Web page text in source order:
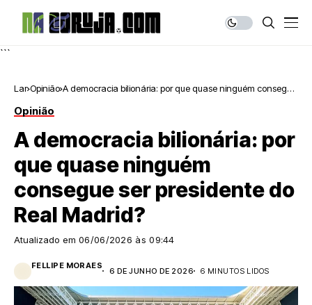
```
Lar Opinião A democracia bilionária: por que quase ninguém consegue
Opinião
A democracia bilionária: por
que quase ninguém
consegue ser presidente do
Real Madrid?
Atualizado em 06/06/2026 às 09:44
FELLIPE MORAES
6 DE JUNHO DE 2026 6 MINUTOS LIDOS